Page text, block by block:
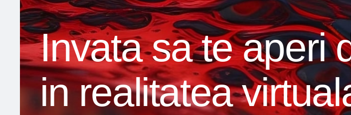
Invata sa te aperi
in realitatea